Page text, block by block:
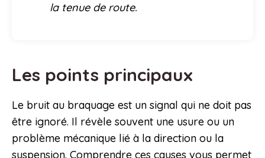
la tenue de route.
Les points principaux
Le bruit au braquage est un signal qui ne doit pas
être ignoré. Il révèle souvent une usure ou un
problème mécanique lié à la direction ou la
suspension. Comprendre ces causes vous permet